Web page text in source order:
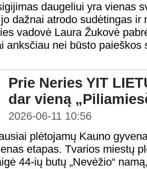
daugeliui yra vienas
dažnai atrodo sudėtingas ir
vadovė Laura Žukovė
anksčiau nei būsto paieškos
Prie Neries YIT
dar vieną
2026-06-11 10:56
plėtojamų Kauno
etapas. Tvarios miestų
44-ių butų „Nevėžio“